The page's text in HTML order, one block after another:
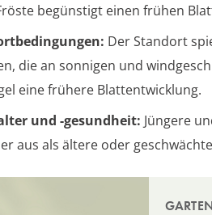
begünstigt einen frühen
Der Standort
die an sonnigen und
eine frühere Blattentwicklung.
und -gesundheit: Jüngere
aus als ältere oder